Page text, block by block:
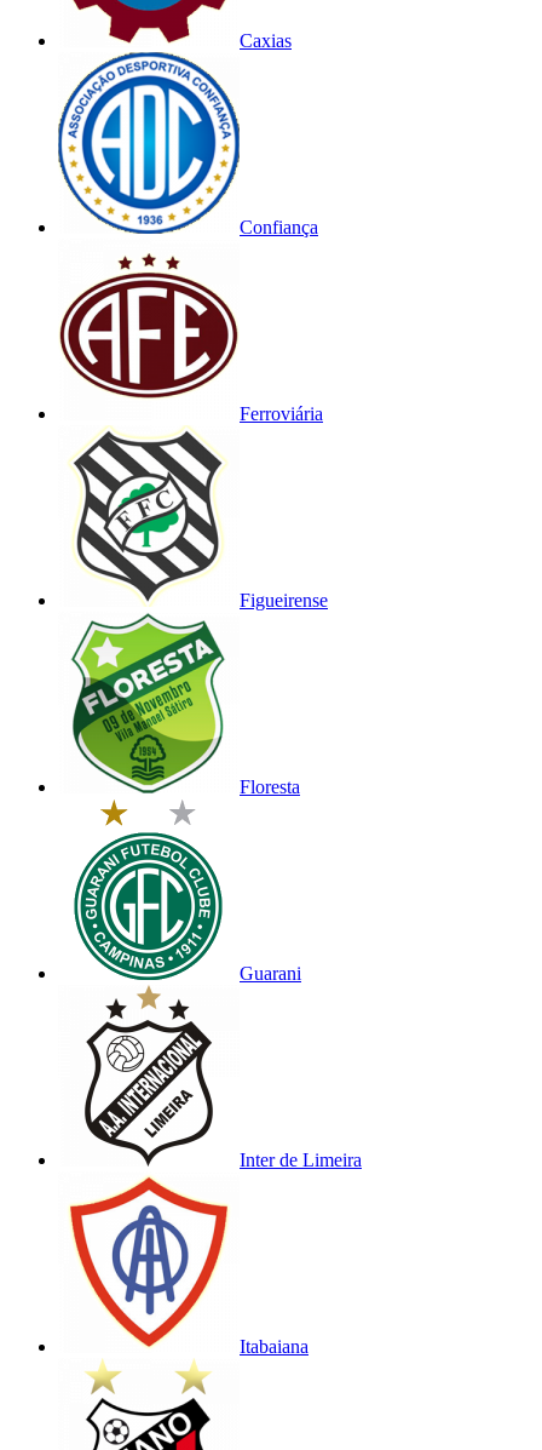
Caxias
Confiança
Ferroviária
Figueirense
Floresta
Guarani
Inter de Limeira
Itabaiana